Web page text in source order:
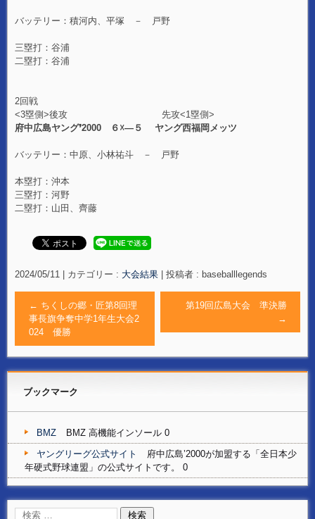
バッテリー：積河内、平塚 － 戸野
三塁打：谷浦
二塁打：谷浦
2回戦
<3塁側>後攻 先攻<1塁側>
府中広島ヤング❜2000 ６☓―５ ヤング西福岡メッツ
バッテリー：中原、小林祐斗 － 戸野
本塁打：沖本
三塁打：河野
二塁打：山田、齊藤
2024/05/11 カテゴリー : 大会結果 投稿者 : baseballlegends
← ちくしの郷・匠第8回理
事長旗争奪中学1年生大会2
024 優勝
第19回広島大会 準決勝
→
ブックマーク
BMZ
BMZ 高機能インソール 0
ヤングリーグ公式サイト
府中広島’2000が加盟する「全日本少
年硬式野球連盟」の公式サイトです。 0